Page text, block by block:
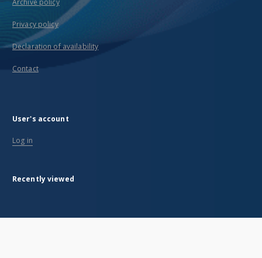
Archive policy
Privacy policy
Declaration of availability
Contact
User's account
Log in
Recently viewed